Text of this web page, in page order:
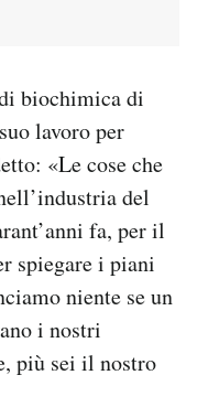
biochimica di
lavoro per
«Le cose che
del
fa, per il
spiegare i piani
niente se un
i nostri
più sei il nostro